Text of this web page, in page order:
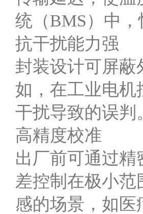
统（BMS）中
抗干扰能力强
封装设计可屏蔽
如，在工业电
干扰导致的误判
高精度校准
出厂前可通过
差控制在极小范
感的场景，如医